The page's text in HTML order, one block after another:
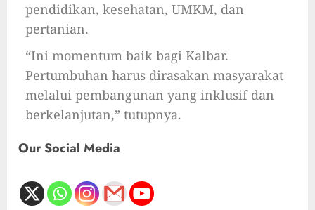
pendidikan, kesehatan, UMKM, dan
pertanian.
“Ini momentum baik bagi Kalbar.
Pertumbuhan harus dirasakan masyarakat
melalui pembangunan yang inklusif dan
berkelanjutan,” tutupnya.
Our Social Media